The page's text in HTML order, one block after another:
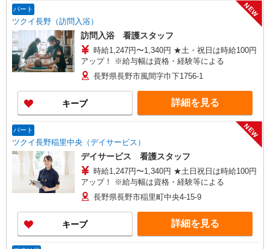
パート
ツクイ長野（訪問入浴）
NEW
訪問入浴 看護スタッフ
時給1,247円〜1,340円 ★土・祝日は時給100円
アップ！ ※給与幅は資格・経験等による
長野県長野市風間字巾下1756-1
キープ 詳細を見る
パート
ツクイ長野稲里中央（デイサービス）
NEW
デイサービス 看護スタッフ
時給1,247円〜1,340円 ★土日祝日は時給100円
アップ！ ※給与幅は資格・経験等による
長野県長野市稲里町中央4-15-9
キープ 詳細を見る